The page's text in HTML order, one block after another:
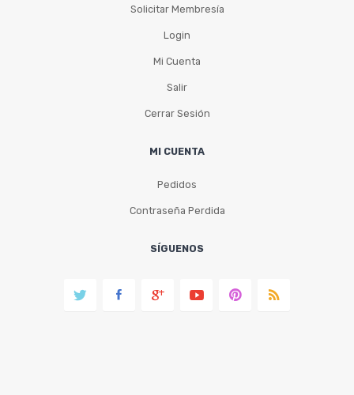
Solicitar Membresía
Login
Mi Cuenta
Salir
Cerrar Sesión
MI CUENTA
Pedidos
Contraseña Perdida
SÍGUENOS